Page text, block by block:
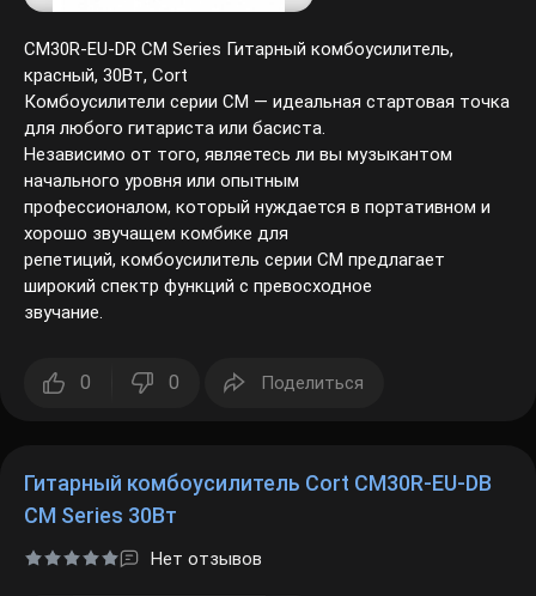
CM30R-EU-DR CM Series Гитарный комбоусилитель,
красный, 30Вт, Cort
Комбоусилители серии CM — идеальная стартовая точка
для любого гитариста или басиста.
Независимо от того, являетесь ли вы музыкантом
начального уровня или опытным
профессионалом, который нуждается в портативном и
хорошо звучащем комбике для
репетиций, комбоусилитель серии CM предлагает
широкий спектр функций с превосходное
звучание.
0 0 Поделиться
Гитарный комбоусилитель Cort CM30R-EU-DB
CM Series 30Вт
Нет отзывов